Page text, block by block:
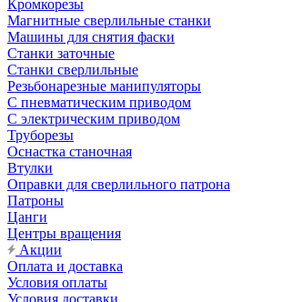
Кромкорезы
Магнитные сверлильные станки
Машины для снятия фаски
Станки заточные
Станки сверлильные
Резьбонарезные манипуляторы
С пневматическим приводом
С электрическим приводом
Труборезы
Оснастка станочная
Втулки
Оправки для сверлильного патрона
Патроны
Цанги
Центры вращения
Акции
Оплата и доставка
Условия оплаты
Условия доставки